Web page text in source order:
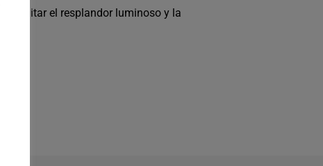
limitar el resplandor luminoso y la